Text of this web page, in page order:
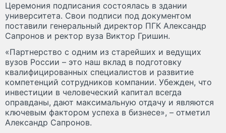
Церемония подписания состоялась в здании
университета. Свои подписи под документом
поставили генеральный директор ПГК Александр
Сапронов и ректор вуза Виктор Гришин.
«Партнерство с одним из старейших и ведущих
вузов России – это наш вклад в подготовку
квалифицированных специалистов и развитие
компетенций сотрудников компании. Убежден, что
инвестиции в человеческий капитал всегда
оправданы, дают максимальную отдачу и являются
ключевым фактором успеха в бизнесе», – отметил
Александр Сапронов.